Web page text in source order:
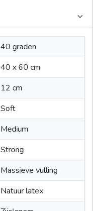
40 graden
40 x 60 cm
12 cm
Soft
Medium
Strong
Massieve vulling
Natuur latex